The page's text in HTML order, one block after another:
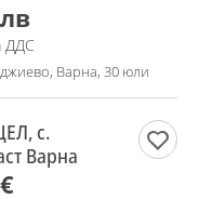
ДДС
Варна, 30 юли
с.
Варна